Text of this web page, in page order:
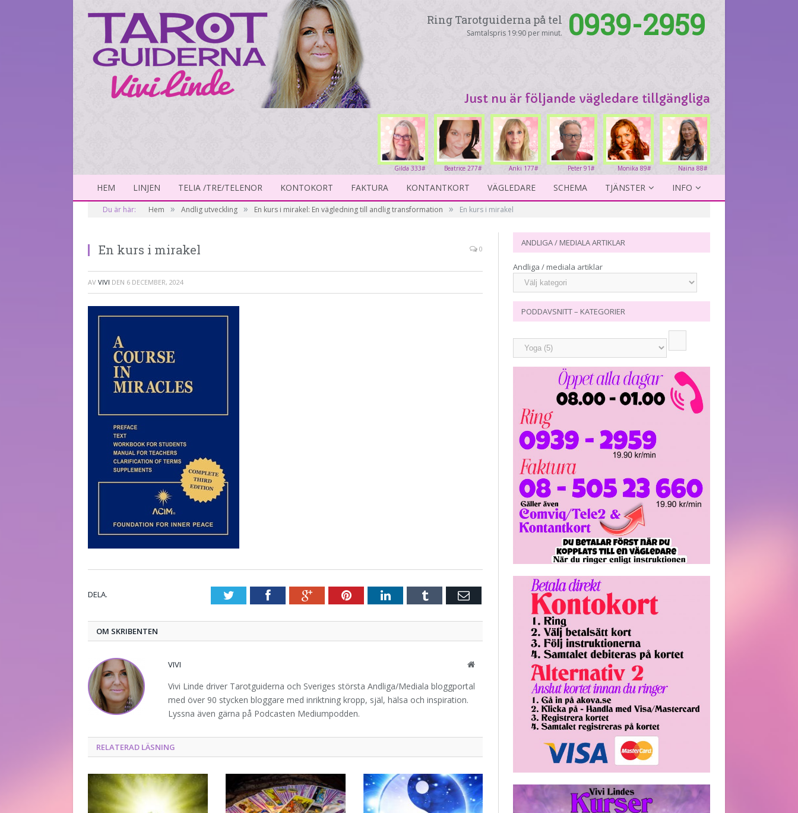
Ring Tarotguiderna på tel
Samtalspris 19:90 per minut. 0939-2959
Just nu är följande vägledare tillgängliga
Naina 88#
Monika 89#
Peter 91#
Anki 177#
Beatrice 277#
Gilda 333#
HEM LINJEN TELIA /TRE/TELENOR KONTOKORT FAKTURA KONTANTKORT VÄGLEDARE SCHEMA TJÄNSTER INFO
Du är här: Hem » Andlig utveckling » En kurs i mirakel: En vägledning till andlig transformation » En kurs i mirakel
En kurs i mirakel 0
AV VIVI DEN 6 DECEMBER, 2024
DELA. TwitterFacebookGoogle+PinterestLinkedInTumblr E-
OM SKRIBENTEN
VIVI Website
Vivi Linde driver Tarotguiderna och Sveriges största Andliga/Mediala bloggportal
med över 90 stycken bloggare med inriktning kropp, själ, hälsa och inspiration.
Lyssna även gärna på Podcasten Mediumpodden.
RELATERAD LÄSNING
ANDLIGA / MEDIALA ARTIKLAR
Andliga / mediala artiklar
PODDAVSNITT – KATEGORIER